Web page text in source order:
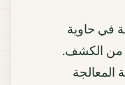
في حاوية
من الكشف.